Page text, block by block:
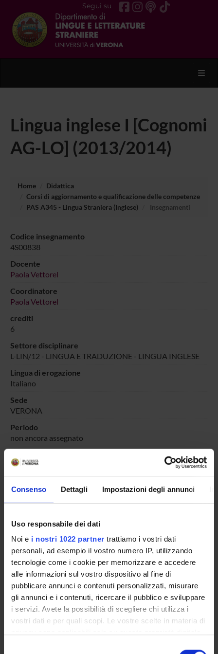
Consenso Dettagli Impostazioni degli annunci
Uso responsabile dei dati
Noi e i nostri 1022 partner trattiamo i vostri dati
personali, ad esempio il vostro numero IP, utilizzando
tecnologie come i cookie per memorizzare e accedere
alle informazioni sul vostro dispositivo al fine di
pubblicare annunci e contenuti personalizzati, misurare
gli annunci e i contenuti, ricercare il pubblico e sviluppare
i servizi. Avete la possibilità di scegliere chi utilizza i
vostri dati e per quali scopi. Le vostre scelte in materia di
Segui su
Lingua inglese I [Cognomi
AG-LO] (2013/2014)
Home
Didattica
Corsi di aggiornamento e qualificazione delle competenze
PAS A345 - Lingua Straniera (Inglese)
Insegnamenti
Codice insegnamento
4S00838
Docente
Paola Vettorel
Coordinatore
Paola Vettorel
crediti
6
Settore disciplinare
L-LIN/12 - LINGUA E TRADUZIONE - LINGUA INGLESE
Lingua di erogazione
Italiano
Sede
VERONA
Periodo
non ancora assegnato
Presentazione
Come iscriversi
Insegnamenti
Calendario didattico
Orario lezioni
Piani didattici
Calendario esami
Bacheca avvisi
Organi collegiali e di governo